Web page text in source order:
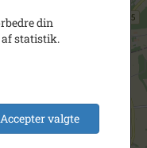
din
statistik.
Accepter valgte